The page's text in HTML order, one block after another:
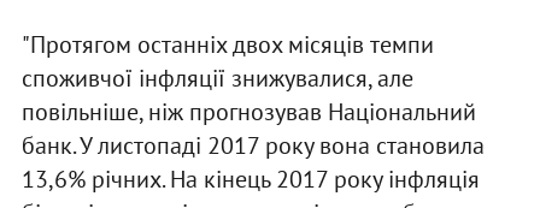
"Протягом останніх двох місяців темпи
споживчої інфляції знижувалися, але
повільніше, ніж прогнозував Національний
банк. У листопаді 2017 року вона становила
13,6% річних. На кінець 2017 року інфляція